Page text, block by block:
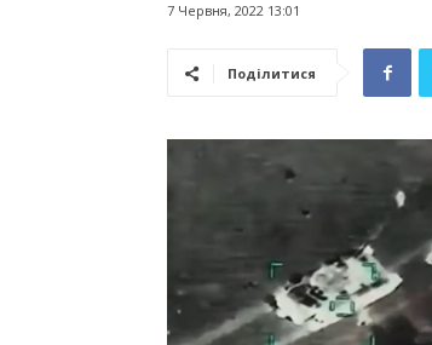
7 Червня, 2022 13:01
Поділитися